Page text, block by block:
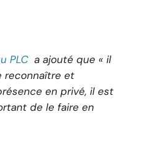
PLC a ajouté que « il
reconnaître et
en privé, il est
de le faire en